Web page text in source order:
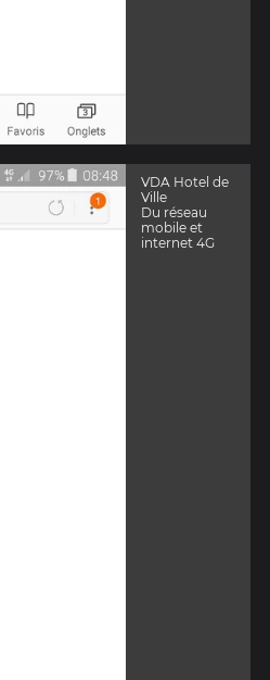
VDA Hotel de
Ville
Du réseau
mobile et
internet 4G